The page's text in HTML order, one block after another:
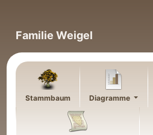
Familie Weigel
Stammbaum Diagramme